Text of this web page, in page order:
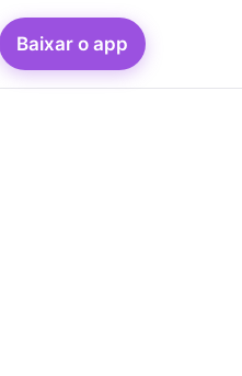
Baixar o app